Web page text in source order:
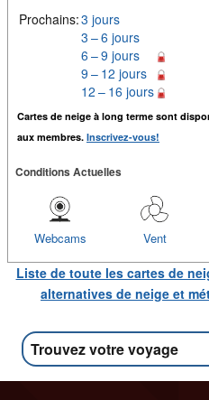
Prochains:3 jours
3 – 6 jours
6 – 9 jours
9 – 12 jours
12 – 16 jours
Cartes de neige à long terme sont
aux membres. Inscrivez-vous!
Conditions Actuelles
Vent
Webcams
Liste de toute les cartes de
alternatives de neige et
Trouvez votre voyage